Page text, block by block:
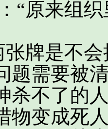
来组织
是不会
题需要被
杀不了的
物变成死